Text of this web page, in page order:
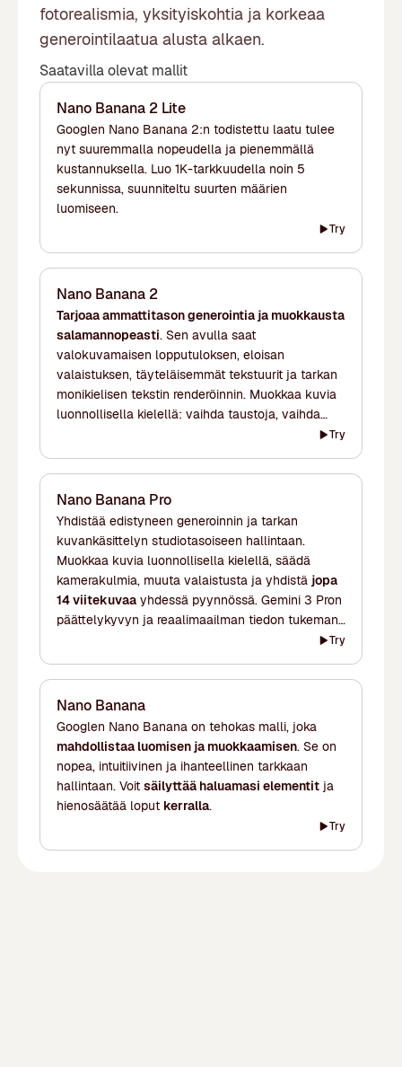
fotorealismia, yksityiskohtia ja korkeaa
generointilaatua alusta alkaen.
Saatavilla olevat mallit
Nano Banana 2 Lite
Googlen Nano Banana 2:n todistettu laatu tulee
nyt suuremmalla nopeudella ja pienemmällä
kustannuksella. Luo 1K-tarkkuudella noin 5
sekunnissa, suunniteltu suurten määrien
luomiseen.
Try
Nano Banana 2
Tarjoaa ammattitason generointia ja muokkausta
salamannopeasti. Sen avulla saat
valokuvamaisen lopputuloksen, eloisan
valaistuksen, täyteläisemmät tekstuurit ja tarkan
monikielisen tekstin renderöinnin. Muokkaa kuvia
luonnollisella kielellä: vaihda taustoja, vaihda
yhdenmukaisuuden jopa viidessä kohteessa ja 14
objektissa yhdessä työnkulussa. Tukee
resoluutioita 1K:sta 4K:hon.
Try
Nano Banana Pro
Yhdistää edistyneen generoinnin ja tarkan
kuvankäsittelyn studiotasoiseen hallintaan.
Muokkaa kuvia luonnollisella kielellä, säädä
kamerakulmia, muuta valaistusta ja yhdistä jopa
14 viitekuvaa yhdessä pyynnössä. Gemini 3 Pron
päättelykyvyn ja reaalimaailman tiedon tukemana
se tuottaa tarkkoja infografiikoita, monikielistä
jopa 4K-tarkkuudella.
Try
Nano Banana
Googlen Nano Banana on tehokas malli, joka
mahdollistaa luomisen ja muokkaamisen. Se on
nopea, intuitiivinen ja ihanteellinen tarkkaan
hallintaan. Voit säilyttää haluamasi elementit ja
hienosäätää loput kerralla.
Try